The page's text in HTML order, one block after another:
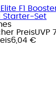
F1
Starter-Set
PreisUVP
6,04 €